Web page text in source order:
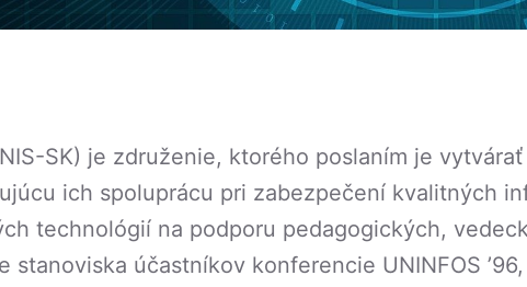
SK) je združenie, ktorého poslaním je
ich spoluprácu pri zabezpečení kvalitných
technológií na podporu pedagogických,
stanoviska účastníkov konferencie UNINFOS